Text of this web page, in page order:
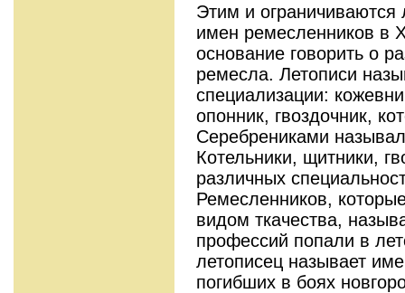
Этим и
имен ремесленников в
основание говорить о
ремесла. Летописи
специализации:
опонник, гвоздочник,
Серебрениками
Котельники, щитники,
различных
Ремесленников,
видом ткачества,
профессий попали в
летописец называет
погибших в боях